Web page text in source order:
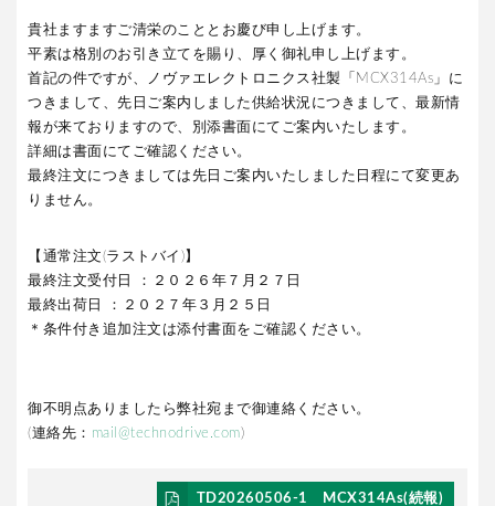
貴社ますますご清栄のこととお慶び申し上げます。
平素は格別のお引き立てを賜り、厚く御礼申し上げます。
首記の件ですが、ノヴァエレクトロニクス社製「MCX314As」に
つきまして、先日ご案内しました供給状況につきまして、最新情
報が来ておりますので、別添書面にてご案内いたします。
詳細は書面にてご確認ください。
最終注文につきましては先日ご案内いたしました日程にて変更あ
りません。
【通常注文(ラストバイ)】
最終注文受付日 ：２０２６年７月２７日
最終出荷日 ：２０２７年３月２５日
＊条件付き追加注文は添付書面をご確認ください。
御不明点ありましたら弊社宛まで御連絡ください。
(連絡先： mail@technodrive.com)
TD20260506-1 MCX314As(続報)